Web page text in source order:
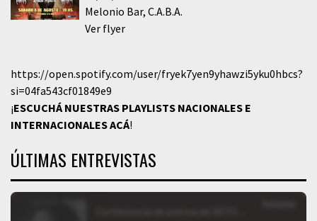
Melonio Bar C.A.B.A.
Ver flyer
https://open.spotify.com/user/fryek7yen9yhawzi5yku0hbcs?
si=04fa543cf01849e9
¡ESCUCHÁ NUESTRAS PLAYLISTS NACIONALES E
INTERNACIONALESACÁ!
ÚLTIMAS ENTREVISTAS